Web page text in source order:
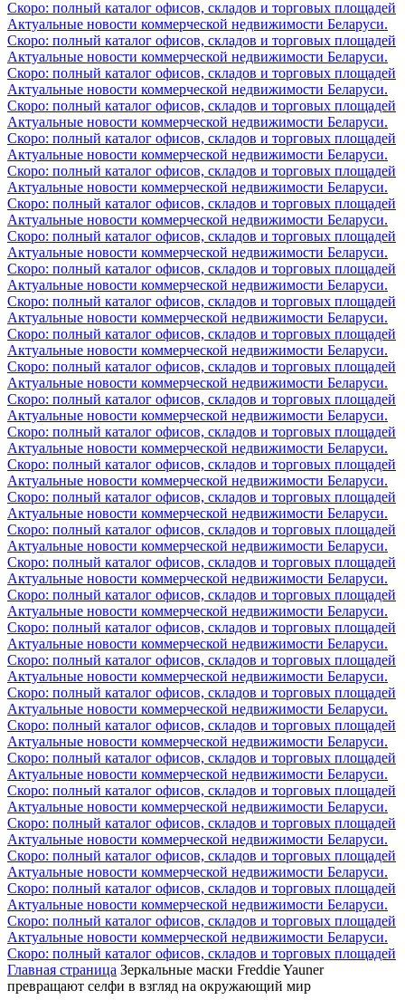
Скоро: полный каталог офисов, складов и торговых площадей
Актуальные новости коммерческой недвижимости Беларуси.
Скоро: полный каталог офисов, складов и торговых площадей
Актуальные новости коммерческой недвижимости Беларуси.
Скоро: полный каталог офисов, складов и торговых площадей
Актуальные новости коммерческой недвижимости Беларуси.
Скоро: полный каталог офисов, складов и торговых площадей
Актуальные новости коммерческой недвижимости Беларуси.
Скоро: полный каталог офисов, складов и торговых площадей
Актуальные новости коммерческой недвижимости Беларуси.
Скоро: полный каталог офисов, складов и торговых площадей
Актуальные новости коммерческой недвижимости Беларуси.
Скоро: полный каталог офисов, складов и торговых площадей
Актуальные новости коммерческой недвижимости Беларуси.
Скоро: полный каталог офисов, складов и торговых площадей
Актуальные новости коммерческой недвижимости Беларуси.
Скоро: полный каталог офисов, складов и торговых площадей
Актуальные новости коммерческой недвижимости Беларуси.
Скоро: полный каталог офисов, складов и торговых площадей
Актуальные новости коммерческой недвижимости Беларуси.
Скоро: полный каталог офисов, складов и торговых площадей
Актуальные новости коммерческой недвижимости Беларуси.
Скоро: полный каталог офисов, складов и торговых площадей
Актуальные новости коммерческой недвижимости Беларуси.
Скоро: полный каталог офисов, складов и торговых площадей
Актуальные новости коммерческой недвижимости Беларуси.
Скоро: полный каталог офисов, складов и торговых площадей
Актуальные новости коммерческой недвижимости Беларуси.
Скоро: полный каталог офисов, складов и торговых площадей
Актуальные новости коммерческой недвижимости Беларуси.
Скоро: полный каталог офисов, складов и торговых площадей
Актуальные новости коммерческой недвижимости Беларуси.
Скоро: полный каталог офисов, складов и торговых площадей
Актуальные новости коммерческой недвижимости Беларуси.
Скоро: полный каталог офисов, складов и торговых площадей
Актуальные новости коммерческой недвижимости Беларуси.
Скоро: полный каталог офисов, складов и торговых площадей
Актуальные новости коммерческой недвижимости Беларуси.
Скоро: полный каталог офисов, складов и торговых площадей
Актуальные новости коммерческой недвижимости Беларуси.
Скоро: полный каталог офисов, складов и торговых площадей
Актуальные новости коммерческой недвижимости Беларуси.
Скоро: полный каталог офисов, складов и торговых площадей
Актуальные новости коммерческой недвижимости Беларуси.
Скоро: полный каталог офисов, складов и торговых площадей
Актуальные новости коммерческой недвижимости Беларуси.
Скоро: полный каталог офисов, складов и торговых площадей
Актуальные новости коммерческой недвижимости Беларуси.
Скоро: полный каталог офисов, складов и торговых площадей
Актуальные новости коммерческой недвижимости Беларуси.
Скоро: полный каталог офисов, складов и торговых площадей
Актуальные новости коммерческой недвижимости Беларуси.
Скоро: полный каталог офисов, складов и торговых площадей
Актуальные новости коммерческой недвижимости Беларуси.
Скоро: полный каталог офисов, складов и торговых площадей
Актуальные новости коммерческой недвижимости Беларуси.
Скоро: полный каталог офисов, складов и торговых площадей
Актуальные новости коммерческой недвижимости Беларуси.
Скоро: полный каталог офисов, складов и торговых площадей
Главная страница Зеркальные маски Freddie Yauner
превращают селфи в взгляд на окружающий мир